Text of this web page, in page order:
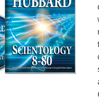
Maak
Binnen in
De
Een
Liefde en
Wat is